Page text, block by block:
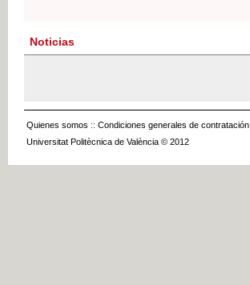
Noticias
Quienes somos :: Condiciones generales de contratación
Universitat Politècnica de València © 2012